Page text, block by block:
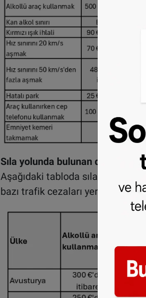
Sıla yolunda bulunan diğer
Aşağıdaki tabloda sıla yolu
bazı trafik cezaları yer alıyor.